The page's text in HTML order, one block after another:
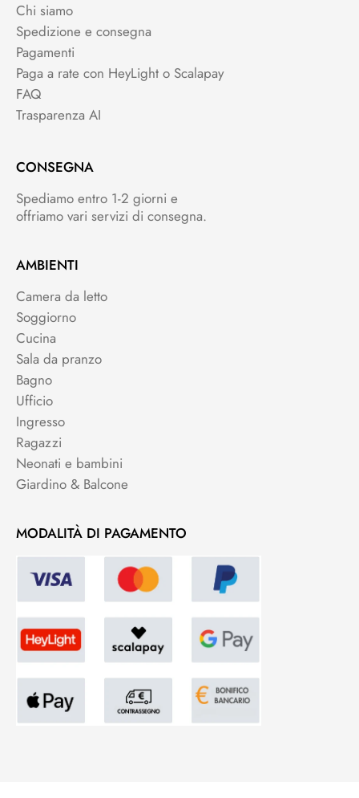
Chi siamo
Spedizione e consegna
Pagamenti
Paga a rate con HeyLight o Scalapay
FAQ
Trasparenza AI
CONSEGNA
Spediamo entro 1-2 giorni e
offriamo vari servizi di consegna.
AMBIENTI
Camera da letto
Soggiorno
Cucina
Sala da pranzo
Bagno
Ufficio
Ingresso
Ragazzi
Neonati e bambini
Giardino & Balcone
MODALITÀ DI PAGAMENTO